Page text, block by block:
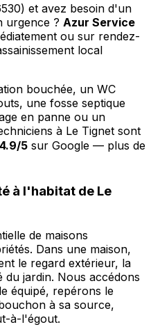
et avez besoin d'un
urgence ? Azur Service
ou sur rendez-
local
bouchée, un WC
une fosse septique
en panne ou un
à Le Tignet sont
4.9/5 sur Google — plus de
à l'habitat de Le
de maisons
Dans une maison,
le regard extérieur, la
jardin. Nous accédons
équipé, repérons le
à sa source,
à-l'égout.